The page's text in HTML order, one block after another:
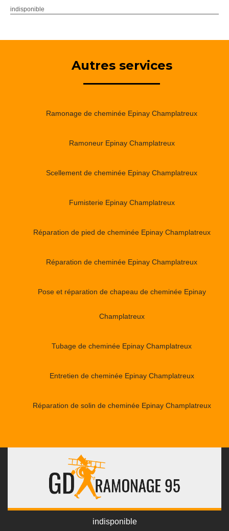
indisponible
Autres services
Ramonage de cheminée Epinay Champlatreux
Ramoneur Epinay Champlatreux
Scellement de cheminée Epinay Champlatreux
Fumisterie Epinay Champlatreux
Réparation de pied de cheminée Epinay Champlatreux
Réparation de cheminée Epinay Champlatreux
Pose et réparation de chapeau de cheminée Epinay
Champlatreux
Tubage de cheminée Epinay Champlatreux
Entretien de cheminée Epinay Champlatreux
Réparation de solin de cheminée Epinay Champlatreux
indisponible